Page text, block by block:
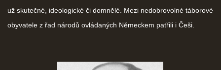
už skutečné, ideologické či domnělé. Mezi nedobrovolné táborové
obyvatele z řad národů ovládaných Německem patřili i Češi.